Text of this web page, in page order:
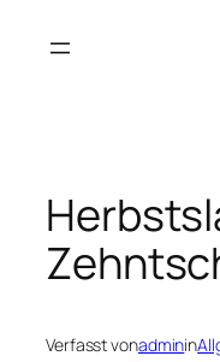
Inhalt
Verfasst vonadminin